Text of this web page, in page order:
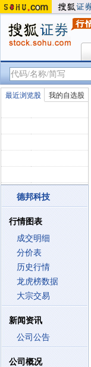
最近浏览股 我的自选股
德邦科技
行情图表
成交明细
分价表
历史行情
龙虎榜数据
大宗交易
新闻资讯
公司公告
公司概况